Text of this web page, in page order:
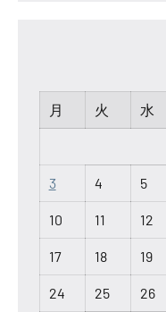
月
火 水
3 4 5
10 11 12
17 18 19
24 25 26